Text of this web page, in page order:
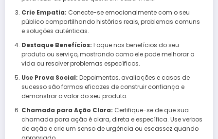
Crie Empatia: Conecte-se emocionalmente com o seu
público compartilhando histórias reais, problemas comuns
e soluções autênticas.
Destaque Benefícios: Foque nos benefícios do seu
produto ou serviço, mostrando como ele pode melhorar a
vida ou resolver problemas específicos.
Use Prova Social: Depoimentos, avaliações e casos de
sucesso são formas eficazes de construir confiança e
demonstrar o valor do seu produto.
Chamada para Ação Clara: Certifique-se de que sua
chamada para ação é clara, direta e específica. Use verbos
de ação e crie um senso de urgência ou escassez quando